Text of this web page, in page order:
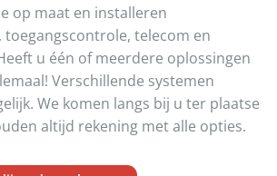
op maat en installeren
toegangscontrole, telecom en
u één of meerdere oplossingen
Verschillende systemen
We komen langs bij u ter plaatse
altijd rekening met alle opties.